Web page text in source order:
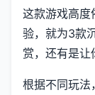
这款游戏高度
验，就为3款
赏，还有是让
根据不同玩法